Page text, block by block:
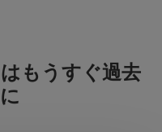
もうすぐ過去